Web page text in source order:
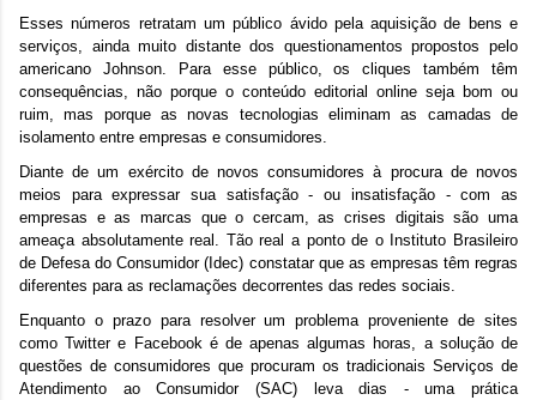
Esses números retratam um público ávido pela aquisição de bens e
serviços, ainda muito distante dos questionamentos propostos pelo
americano Johnson. Para esse público, os cliques também têm
consequências, não porque o conteúdo editorial online seja bom ou
ruim, mas porque as novas tecnologias eliminam as camadas de
isolamento entre empresas e consumidores.
Diante de um exército de novos consumidores à procura de novos
meios para expressar sua satisfação - ou insatisfação - com as
empresas e as marcas que o cercam, as crises digitais são uma
ameaça absolutamente real. Tão real a ponto de o Instituto Brasileiro
de Defesa do Consumidor (Idec) constatar que as empresas têm regras
diferentes para as reclamações decorrentes das redes sociais.
Enquanto o prazo para resolver um problema proveniente de sites
como Twitter e Facebook é de apenas algumas horas, a solução de
questões de consumidores que procuram os tradicionais Serviços de
Atendimento ao Consumidor (SAC) leva dias - uma prática